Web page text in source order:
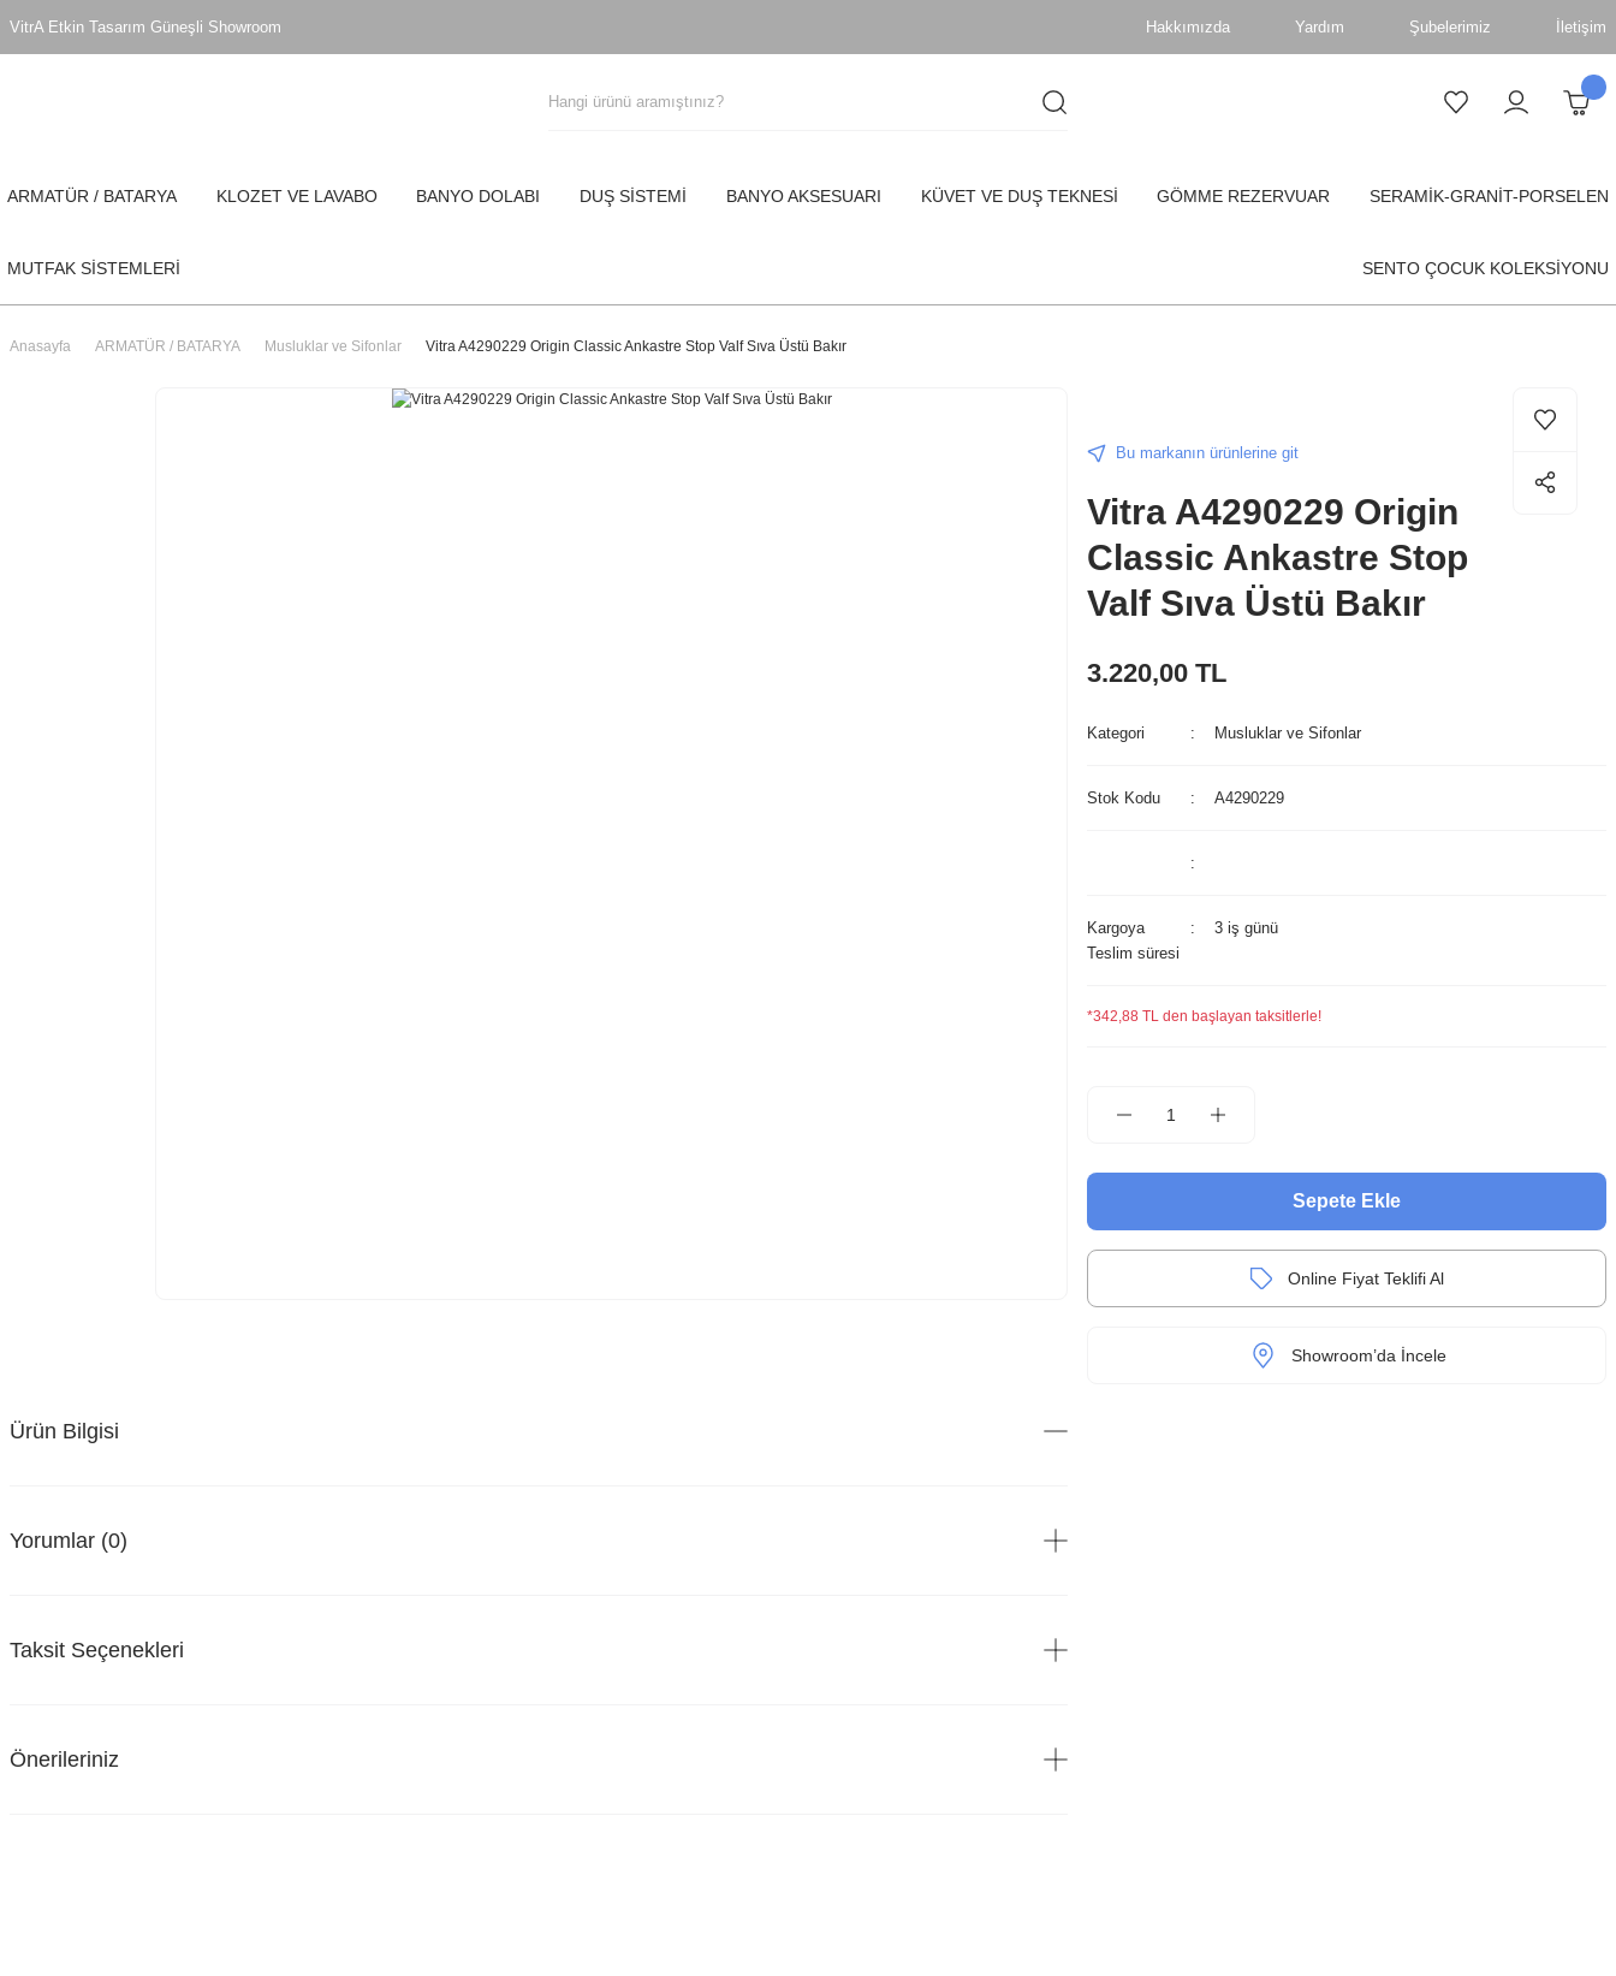
VitrA Etkin Tasarım Güneşli Showroom Hakkımızda Yardım Şubelerimiz İletişim
ARMATÜR / BATARYA KLOZET VE LAVABO BANYO DOLABI DUŞ SİSTEMİ BANYO AKSESUARI KÜVET VE DUŞ TEKNESİ GÖMME REZERVUAR SERAMİK-GRANİT-PORSELEN
MUTFAK SİSTEMLERİ SENTO ÇOCUK KOLEKSİYONU
Anasayfa ARMATÜR / BATARYA Musluklar ve Sifonlar Vitra A4290229 Origin Classic Ankastre Stop Valf Sıva Üstü Bakır
Ürün Bilgisi
Yorumlar (0)
Taksit Seçenekleri
Önerileriniz
Bu markanın ürünlerine git
Vitra A4290229 Origin
Classic Ankastre Stop
Valf Sıva Üstü Bakır
3.220,00 TL
Kategori Musluklar ve Sifonlar
Stok Kodu A4290229
Kargoya
Teslim süresi
3 iş günü
*342,88 TL den başlayan taksitlerle!
Sepete Ekle
Online Fiyat Teklifi Al
Showroom’da İncele